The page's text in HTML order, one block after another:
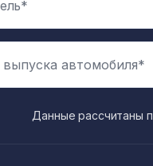
выпуска автомобиля*
Данные рассчитаны